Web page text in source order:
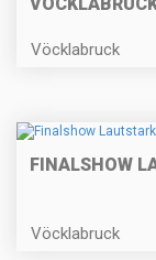
Vöcklabruck
FINALSHOW
Vöcklabruck